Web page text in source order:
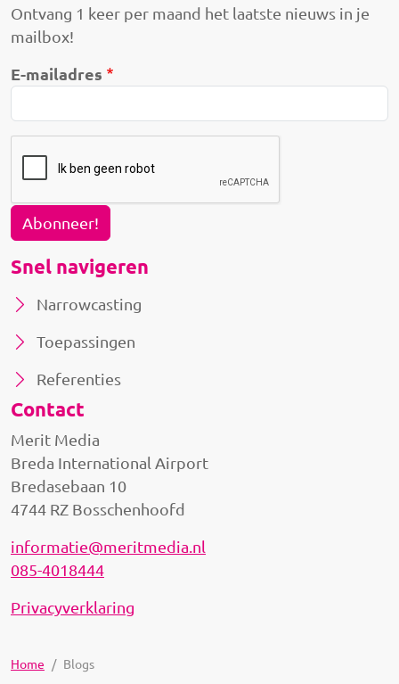
Ontvang 1 keer per maand het laatste nieuws in je
mailbox!
E-mailadres
Abonneer!
Snel navigeren
Narrowcasting
Toepassingen
Referenties
Contact
Merit Media
Breda International Airport
Bredasebaan 10
4744 RZ Bosschenhoofd
informatie@meritmedia.nl
085-4018444
Privacyverklaring
Home Blogs